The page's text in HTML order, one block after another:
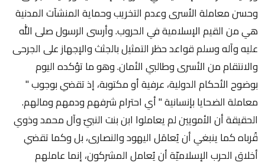
وحسن معاملة الأسرى وعدم التخريب وحماية المنشآت المدنية
هي من القيم الإسلامية في الحروب. وأرسى الرسول صلى الله
عليه وآله وسلم قواعد حظر التمثيل بالجثث والإجهاز على الجرحى
والانتقام من الأسرى وطالبي الأمان. وهو ما تؤكده اليوم
بوضوح الأحكام الدولية، عرفية أو مكتوبة، إذ تقضي بوجوب "
معاملة الضحايا بإنسانية " أي احترام شرفهم ودمهم ومالهم.
الحقيقة أن الأمويين لم يعاملوا ابن بنت النبيّ وآل محمد وذوي
قُرباه كما ينبغي أن يُعامَل اليهود والنصارى، بل وكما تقضي
أخلاق الحرب الإسلاميّة أن يُعامل المشركون، إنما عاملهم